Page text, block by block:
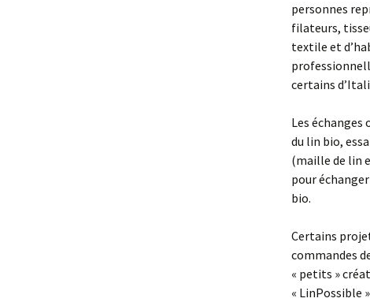
personnes
filateurs,
textile et
certains
Les
du lin bio,
(maille de lin
pour
bio.
Certains
commandes
« petits »
« LinPossible